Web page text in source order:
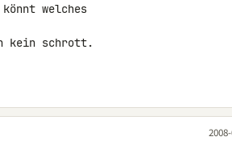
welches
kein schrott.